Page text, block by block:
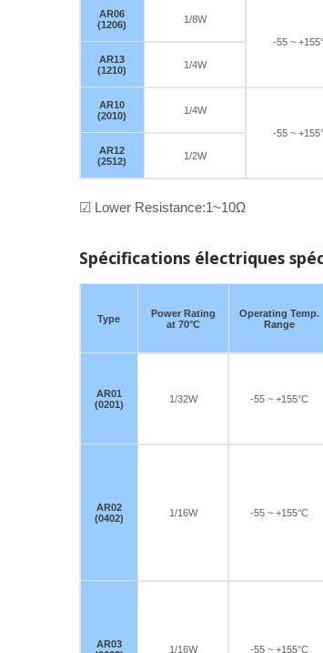
AR06
(1206)
1/8W
-55 ~
AR13
(1210)
1/4W
AR10
(2010)
1/4W
-55 ~
AR12
(2512)
1/2W
☑ Lower Resistance:1~10Ω
Spécifications électriques
Type
Power Rating
at 70°C
Operating Temp.
Range
AR01
(0201)
1/32W -55 ~ +155°C
AR02
(0402)
1/16W -55 ~ +155°C
AR03
1/16W -55 ~ +155°C